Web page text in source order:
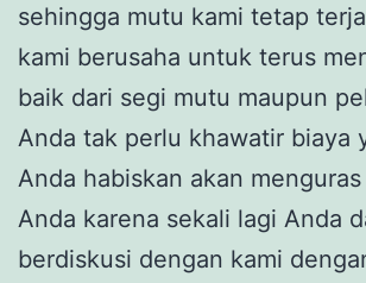
sehingga mutu kami tetap
kami berusaha untuk terus
baik dari segi mutu maupun
Anda tak perlu khawatir biaya
Anda habiskan akan
Anda karena sekali lagi Anda
berdiskusi dengan kami